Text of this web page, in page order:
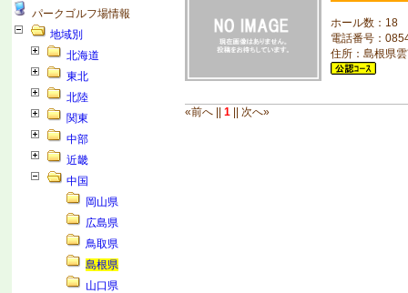
パークゴルフ場情報
地域別
北海道
東北
北陸
関東
中部
近畿
中国
岡山県
広島県
鳥取県
島根県
山口県
ホール数：18
電話番号：
住所：島根県
«前へ || 1|| 次へ»